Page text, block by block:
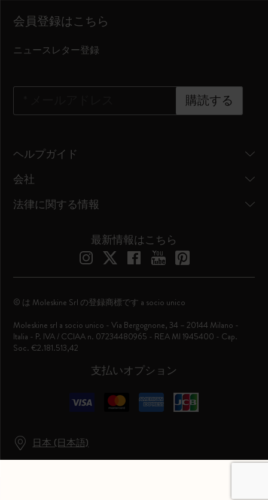
会員登録はこちら
ニュースレター登録
購読する
ヘルプガイド
会社
法律に関する情報
最新情報はこちら
日本 (日本語)
支払いオプション
© は Moleskine Srl の登録商標です a socio unico
Moleskine srl a socio unico - Via Bergognone, 34 – 20144 Milano -
Italia - P. IVA / CCIAA n. 07234480965 - REA MI 1945400 - Cap.
Soc. €2.181.513,42